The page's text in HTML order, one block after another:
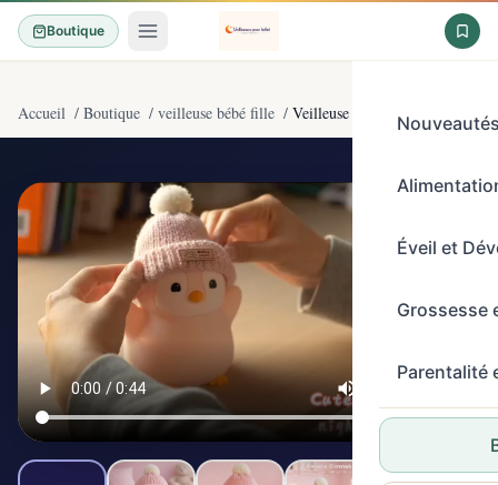
Boutique
Éveil et
Grossesse
Parentalité
Accueil / Boutique / veilleuse bébé fille / Veilleuse Bébé et Veilleuse